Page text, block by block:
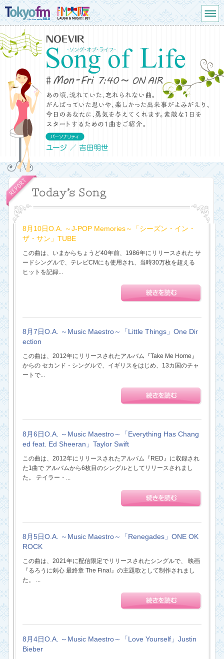
8月10日O.A. ～J-POP Memories～「シーズン・イン・
ザ・サン」TUBE
この曲は、いまからちょうど40年前、1986年にリリースされた サ
ードシングルで、テレビCMにも使用され、当時30万枚を超える
ヒットを記録...
8月7日O.A. ～Music Maestro～「Little Things」One Dir
ection
この曲は、2012年にリリースされたアルバム『Take Me Home』
からの セカンド・シングルで、イギリスをはじめ、13カ国のチャ
ートで...
8月6日O.A. ～Music Maestro～「Everything Has Chang
ed feat. Ed Sheeran」Taylor Swift
この曲は、2012年にリリースされたアルバム『RED』に収録され
た1曲で アルバムから6枚目のシングルとしてリリースされまし
た。 テイラー・...
8月5日O.A. ～Music Maestro～「Renegades」ONE OK
ROCK
この曲は、2021年に配信限定でリリースされたシングルで、 映画
『るろうに剣心 最終章 The Final』の主題歌として制作されまし
た。 ...
8月4日O.A. ～Music Maestro～「Love Yourself」Justin
Bieber